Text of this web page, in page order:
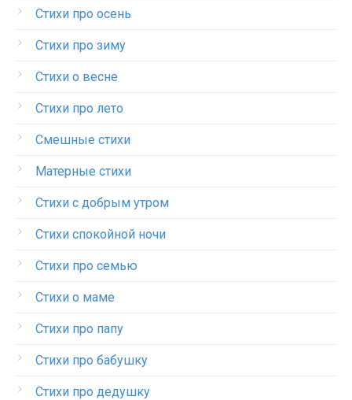
Стихи про осень
Стихи про зиму
Стихи о весне
Стихи про лето
Смешные стихи
Матерные стихи
Стихи с добрым утром
Стихи спокойной ночи
Стихи про семью
Стихи о маме
Стихи про папу
Стихи про бабушку
Стихи про дедушку